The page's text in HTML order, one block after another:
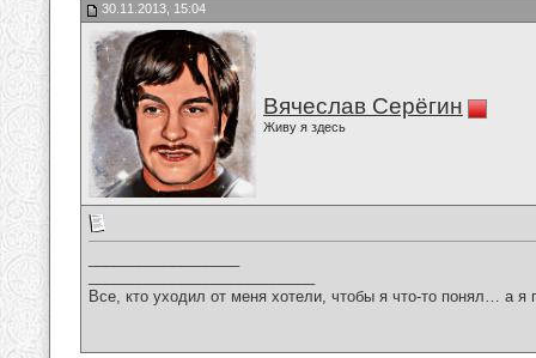
30.11.2013, 15:04
Вячеслав Серёгин
Живу я здесь
Все, кто уходил от меня хотели, чтобы я что-то понял… а